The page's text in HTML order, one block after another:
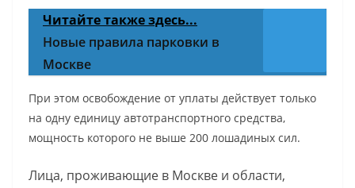
Читайте также здесь...
Новые правила парковки в
Москве
При этом освобождение от уплаты действует только
на одну единицу автотранспортного средства,
мощность которого не выше 200 лошадиных сил.
Лица, проживающие в Москве и области,